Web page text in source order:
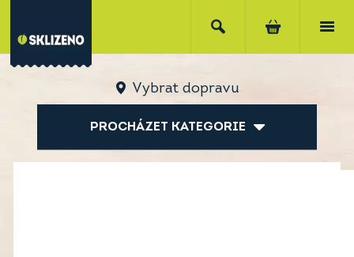
Vybrat dopravu
PROCHÁZET KATEGORIE